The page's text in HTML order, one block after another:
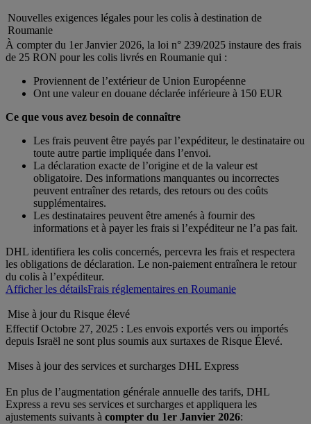
Nouvelles exigences légales pour les colis à destination de
Roumanie
À compter du 1er Janvier 2026, la loi n° 239/2025 instaure des frais
de 25 RON pour les colis livrés en Roumanie qui :
Proviennent de l’extérieur de Union Européenne
Ont une valeur en douane déclarée inférieure à 150 EUR
Ce que vous avez besoin de connaître
Les frais peuvent être payés par l’expéditeur, le destinataire ou
toute autre partie impliquée dans l’envoi.
La déclaration exacte de l’origine et de la valeur est
obligatoire. Des informations manquantes ou incorrectes
peuvent entraîner des retards, des retours ou des coûts
supplémentaires.
Les destinataires peuvent être amenés à fournir des
informations et à payer les frais si l’expéditeur ne l’a pas fait.
DHL identifiera les colis concernés, percevra les frais et respectera
les obligations de déclaration. Le non-paiement entraînera le retour
du colis à l’expéditeur.
Afficher les détailsFrais réglementaires en Roumanie
Mise à jour du Risque élevé
Effectif Octobre 27, 2025 : Les envois exportés vers ou importés
depuis Israël ne sont plus soumis aux surtaxes de Risque Élevé.
Mises à jour des services et surcharges DHL Express
En plus de l’augmentation générale annuelle des tarifs, DHL
Express a revu ses services et surcharges et appliquera les
ajustements suivants à compter du 1er Janvier 2026: